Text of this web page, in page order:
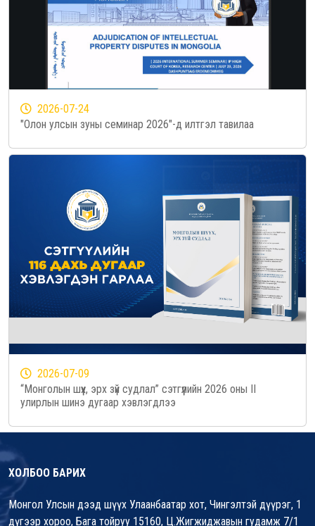
2026-07-24
"Олон улсын зуны семинар 2026"-д илтгэл тавилаа
2026-07-09
“Монголын шүүх, эрх зүй судлал” сэтгүүлийн 2026 оны II
улирлын шинэ дугаар хэвлэгдлээ
ХОЛБОО БАРИХ
Монгол Улсын дээд шүүх Улаанбаатар хот, Чингэлтэй дүүрэг, 1
дүгээр хороо, Бага тойруу 15160, Ц.Жигжиджавын гудамж 7/1